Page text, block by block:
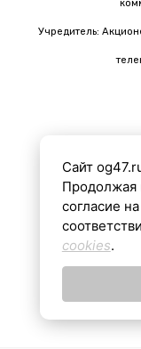
Учредитель:
Все материалы
Сайт
Продолжая
согласие
cookies.